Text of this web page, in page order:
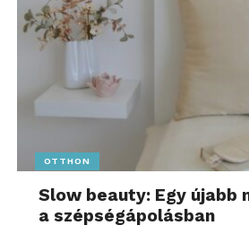
OTTHON
Slow beauty: Egy újabb
a szépségápolásban